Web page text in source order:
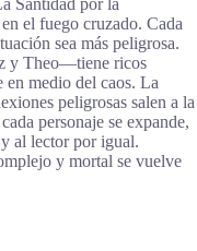
el fuego cruzado. Cada
sea más peligrosa.
y Theo—tiene ricos
en medio del caos. La
peligrosas salen a la
personaje se expande,
al lector por igual.
y mortal se vuelve